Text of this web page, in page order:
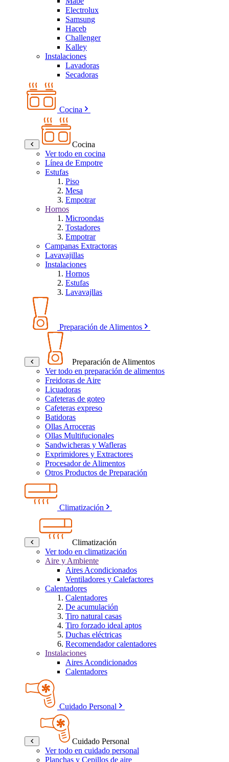
Electrolux
Samsung
Haceb
Challenger
Kalley
Instalaciones
Lavadoras
Secadoras
Cocina
Cocina
Ver todo en cocina
Línea de Empotre
Estufas
Piso
Mesa
Empotrar
Hornos
Microondas
Tostadores
Empotrar
Campanas Extractoras
Lavavajillas
Instalaciones
Hornos
Estufas
Lavavajllas
Preparación de Alimentos
Preparación de Alimentos
Ver todo en preparación de alimentos
Freidoras de Aire
Licuadoras
Cafeteras de goteo
Cafeteras expreso
Batidoras
Ollas Arroceras
Ollas Multifucionales
Sandwicheras y Wafleras
Exprimidores y Extractores
Procesador de Alimentos
Otros Productos de Preparación
Climatización
Climatización
Ver todo en climatización
Aire y Ambiente
Aires Acondicionados
Ventiladores y Calefactores
Calentadores
Calentadores
De acumulación
Tiro natural casas
Tiro forzado ideal aptos
Duchas eléctricas
Recomendador calentadores
Instalaciones
Aires Acondicionados
Calentadores
Cuidado Personal
Cuidado Personal
Ver todo en cuidado personal
Planchas y Cepillos de aire